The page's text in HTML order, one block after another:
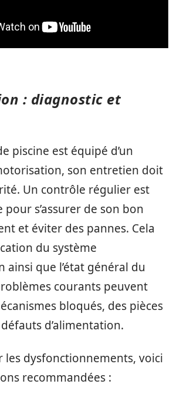
: diagnostic et
piscine est équipé d’un
son entretien doit
Un contrôle régulier est
s’assurer de son bon
et éviter des pannes. Cela
du système
ainsi que l’état général du
courants peuvent
bloqués, des pièces
d’alimentation.
les dysfonctionnements, voici
recommandées :